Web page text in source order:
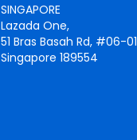
SINGAPORE
Lazada One,
51 Bras Basah Rd, #06-01
Singapore 189554